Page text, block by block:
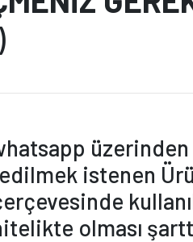
üzerinden
istenen
olması